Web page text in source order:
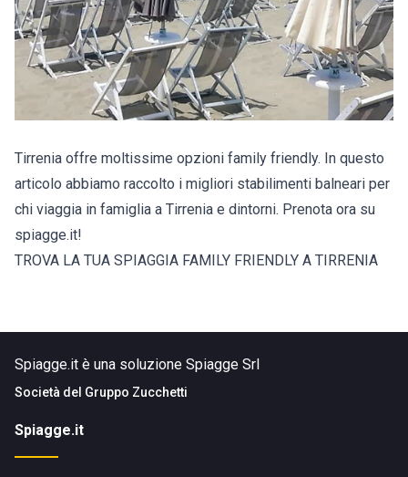
Tirrenia offre moltissime opzioni family friendly. In questo
articolo abbiamo raccolto i migliori stabilimenti balneari per
chi viaggia in famiglia a Tirrenia e dintorni. Prenota ora su
spiagge.it!
TROVA LA TUA SPIAGGIA FAMILY FRIENDLY A TIRRENIA
Spiagge.it è una soluzione Spiagge Srl
Società del Gruppo Zucchetti
Spiagge.it